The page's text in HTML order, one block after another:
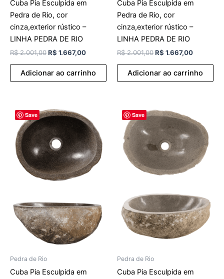
Cuba Pia Esculpida em
Pedra de Rio, cor
cinza,exterior rústico –
LINHA PEDRA DE RIO
R$2.001,00R$ 1.667,00
Adicionar ao carrinho
Cuba Pia Esculpida em
Pedra de Rio, cor
cinza,exterior rústico –
LINHA PEDRA DE RIO
R$2.001,00R$ 1.667,00
Adicionar ao carrinho
Save
Pedra de Rio
Cuba Pia Esculpida em
O
preço
original
era:
R$ 2.001,00.
preço
atual
é:
R$ 1.667,00.
Save
Pedra de Rio
Cuba Pia Esculpida em
preço
era:
R$ 2.001,00.
atual
R$